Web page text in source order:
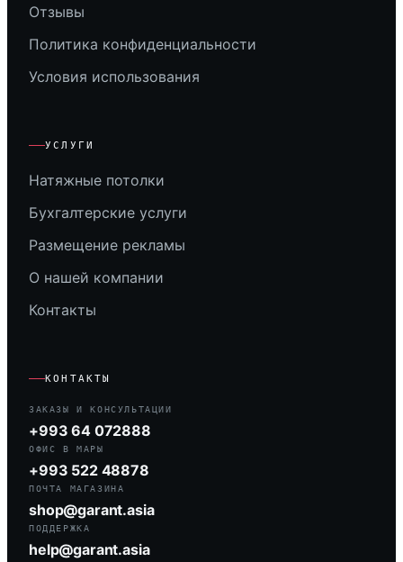
Отзывы
Политика конфиденциальности
Условия использования
УСЛУГИ
Натяжные потолки
Бухгалтерские услуги
Размещение рекламы
О нашей компании
Контакты
КОНТАКТЫ
ЗАКАЗЫ И КОНСУЛЬТАЦИИ
+993 64 072888
ОФИС В МАРЫ
+993 522 48878
ПОЧТА МАГАЗИНА
shop@garant.asia
ПОДДЕРЖКА
help@garant.asia